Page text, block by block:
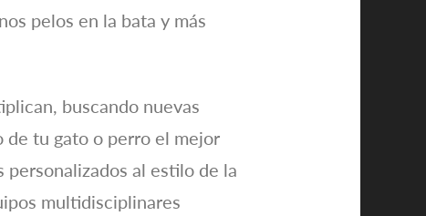
pelos en la bata y más
buscando nuevas
de tu gato o perro el mejor
al estilo de la
multidisciplinares